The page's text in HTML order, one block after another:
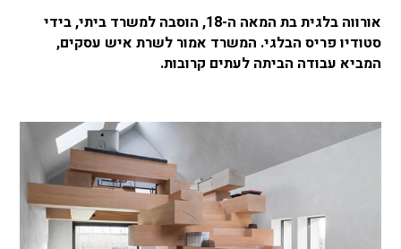
אורווה בלגית בת המאה ה-18, הוסבה למשרד ביתי, בידי
סטודיו פריס הבלגי. המשרד אמור לשרת איש עסקים,
המביא עבודה הביתה לעתים קרובות.